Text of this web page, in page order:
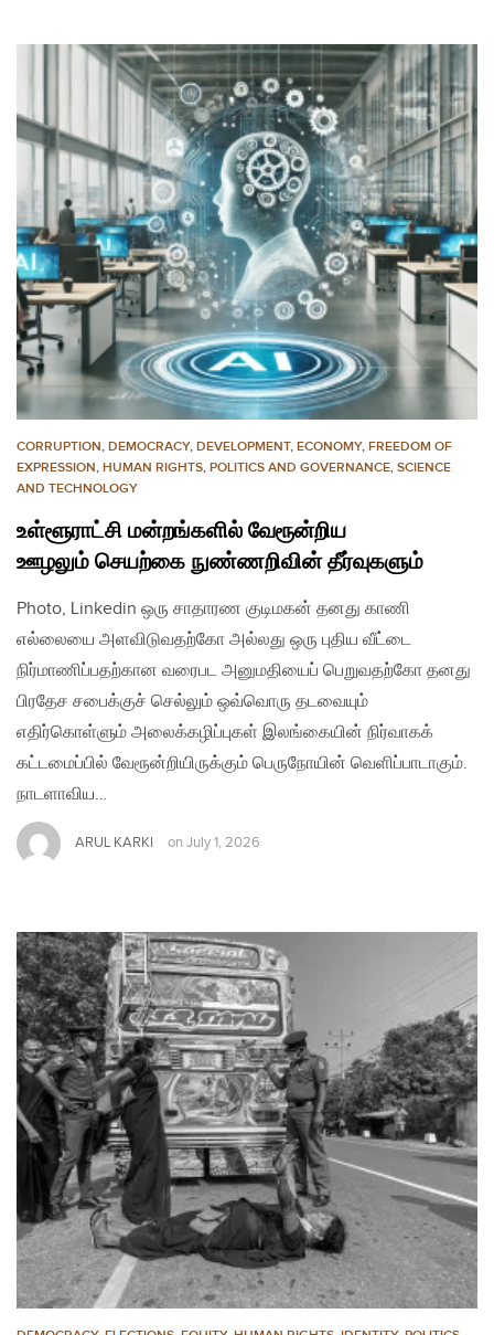
CORRUPTION, DEMOCRACY, DEVELOPMENT, ECONOMY, FREEDOM OF
EXPRESSION, HUMAN RIGHTS, POLITICS AND GOVERNANCE, SCIENCE
AND TECHNOLOGY
உள்ளூராட்சி மன்றங்களில் வேரூன்றிய
ஊழலும் செயற்கை நுண்ணறிவின் தீர்வுகளும்
Photo, Linkedin ஒரு சாதாரண குடிமகன் தனது காணி
எல்லையை அளவிடுவதற்கோ அல்லது ஒரு புதிய வீட்டை
நிர்மாணிப்பதற்கான வரைபட அனுமதியைப் பெறுவதற்கோ தனது
பிரதேச சபைக்குச் செல்லும் ஒவ்வொரு தடவையும்
எதிர்கொள்ளும் அலைக்கழிப்புகள் இலங்கையின் நிர்வாகக்
கட்டமைப்பில் வேரூன்றியிருக்கும் பெருநோயின் வெளிப்பாடாகும்.
நாடளாவிய…
ARUL KARKI on July 1, 2026